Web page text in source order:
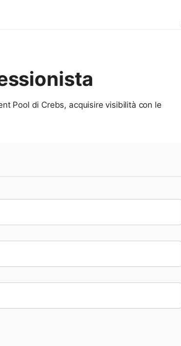
Pool di Crebs, acquisire visibilità con le